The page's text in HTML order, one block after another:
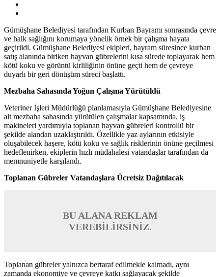
Gümüşhane Belediyesi tarafından Kurban Bayramı sonrasında çevre
ve halk sağlığını korumaya yönelik örnek bir çalışma hayata
geçirildi. Gümüşhane Belediyesi ekipleri, bayram süresince kurban
satış alanında biriken hayvan gübrelerini kısa sürede toplayarak hem
kötü koku ve görüntü kirliliğinin önüne geçti hem de çevreye
duyarlı bir geri dönüşüm süreci başlattı.
Mezbaha Sahasında Yoğun Çalışma Yürütüldü
Veteriner İşleri Müdürlüğü planlamasıyla Gümüşhane Belediyesine
ait mezbaha sahasında yürütülen çalışmalar kapsamında, iş
makineleri yardımıyla toplanan hayvan gübreleri kontrollü bir
şekilde alandan uzaklaştırıldı. Özellikle yaz aylarının etkisiyle
oluşabilecek haşere, kötü koku ve sağlık risklerinin önüne geçilmesi
hedeflenirken, ekiplerin hızlı müdahalesi vatandaşlar tarafından da
memnuniyetle karşılandı.
Toplanan Gübreler Vatandaşlara Ücretsiz Dağıtılacak
BU ALANA REKLAM
VEREBİLİRSİNİZ.
Toplanan gübreler yalnızca bertaraf edilmekle kalmadı, aynı
zamanda ekonomiye ve çevreye katkı sağlayacak şekilde